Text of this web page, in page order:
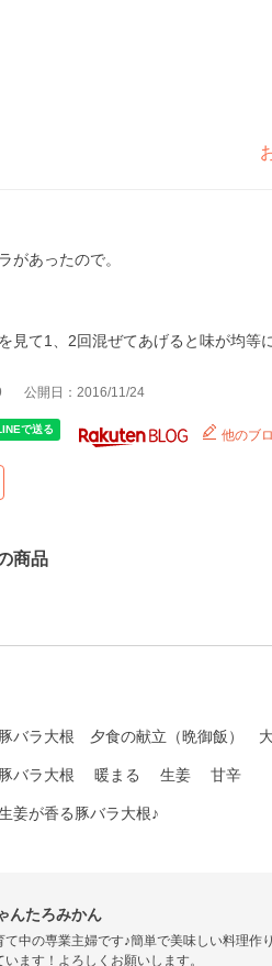
があったので。
見て1、2回混ぜてあげると味が均等
公開日：2016/11/24
他のブ
商品
豚バラ大根 夕食の献立（晩御飯）
豚バラ大根 暖まる 生姜 甘辛
姜が香る豚バラ大根♪
んたろみかん
て中の専業主婦です♪簡単で美味しい料理作
います！よろしくお願いします。